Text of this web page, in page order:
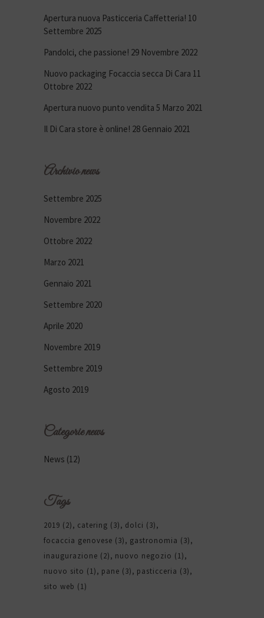
Apertura nuova Pasticceria Caffetteria! 10
Settembre 2025
Pandolci, che passione! 29 Novembre 2022
Nuovo packaging Focaccia secca Di Cara 11
Ottobre 2022
Apertura nuovo punto vendita 5 Marzo 2021
Il Di Cara store è online! 28 Gennaio 2021
Archivio news
Settembre 2025
Novembre 2022
Ottobre 2022
Marzo 2021
Gennaio 2021
Settembre 2020
Aprile 2020
Novembre 2019
Settembre 2019
Agosto 2019
Categorie news
News (12)
Tags
2019 (2) catering (3) dolci (3)
focaccia genovese (3) gastronomia (3)
inaugurazione (2) nuovo negozio (1)
nuovo sito (1) pane (3) pasticceria (3)
sito web (1)